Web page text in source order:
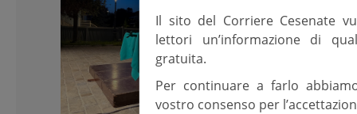
Il sito del Corriere Cesenate
lettori un’informazione di
gratuita.
Per continuare a farlo
vostro consenso per